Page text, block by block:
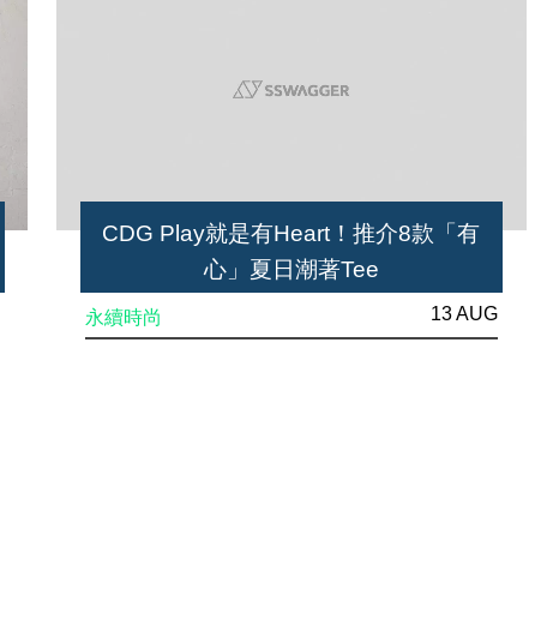
CDG Play就是有Heart！推介8款「有
心」夏日潮著Tee
永續時尚 13 AUG